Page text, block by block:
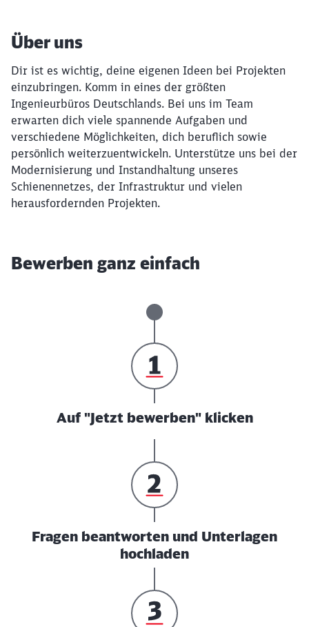
Über uns
Dir ist es wichtig, deine eigenen Ideen bei Projekten
einzubringen. Komm in eines der größten
Ingenieurbüros Deutschlands. Bei uns im Team
erwarten dich viele spannende Aufgaben und
verschiedene Möglichkeiten, dich beruflich sowie
persönlich weiterzuentwickeln. Unterstütze uns bei der
Modernisierung und Instandhaltung unseres
Schienennetzes, der Infrastruktur und vielen
herausfordernden Projekten.
Bewerben ganz einfach
Auf "Jetzt bewerben" klicken
Fragen beantworten und Unterlagen
hochladen